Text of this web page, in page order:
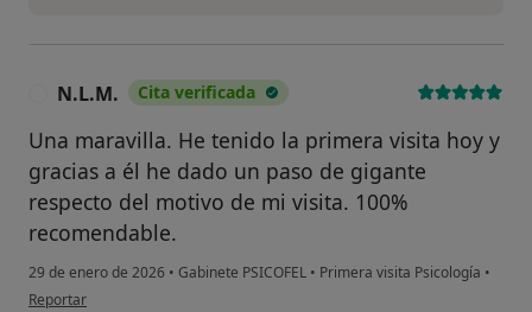
N.L.M. Cita verificada
Una maravilla. He tenido la primera visita hoy y
gracias a él he dado un paso de gigante
respecto del motivo de mi visita. 100%
recomendable.
29 de enero de 2026 • Gabinete PSICOFEL • Primera visita Psicología •
en opinión del usuario N.L.M.
Reportar